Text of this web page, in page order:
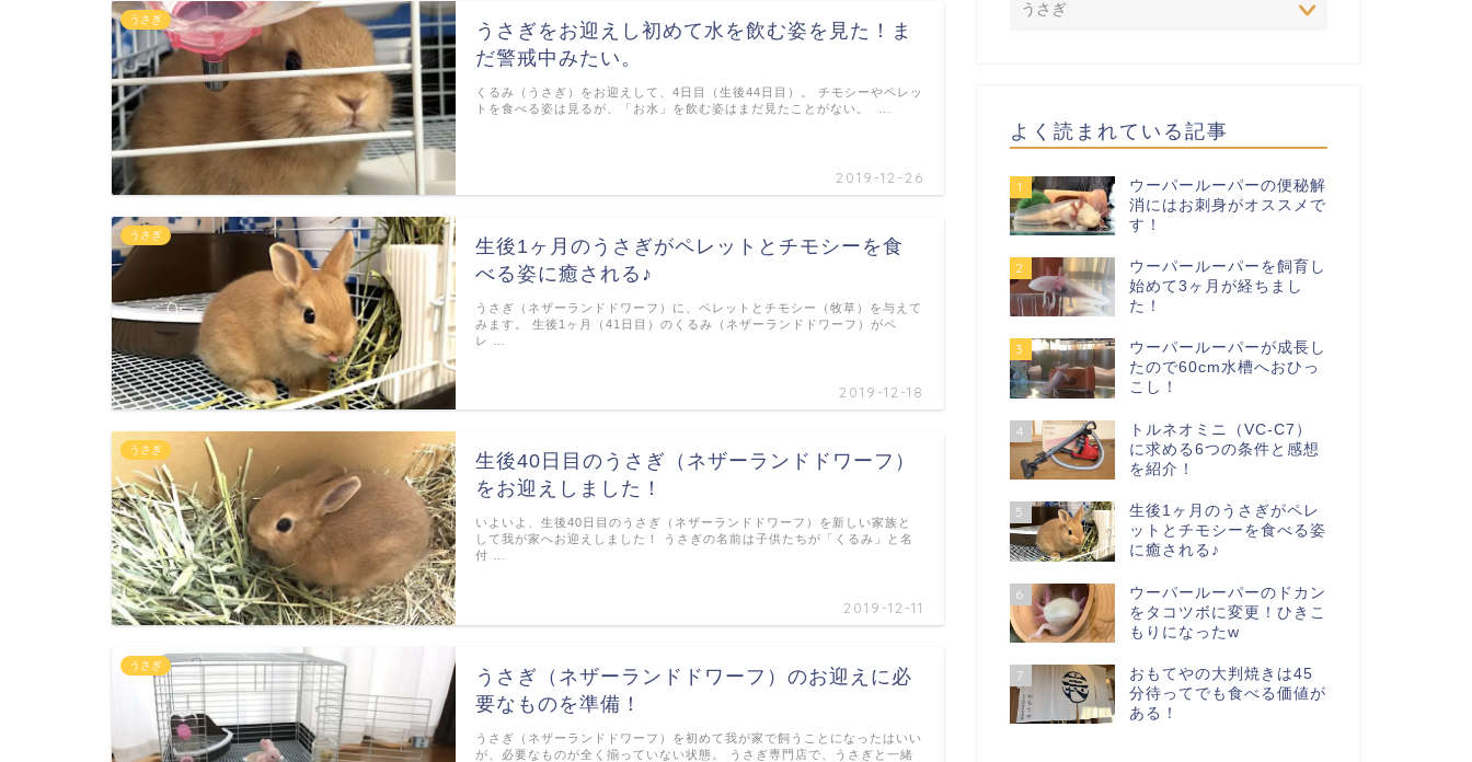
うさぎ
うさぎをお迎えし初めて水を飲む姿を見た！ま
だ警戒中みたい。
2019-12-26
くるみ（うさぎ）をお迎えして、4日目（生後44日目）。 チモシーやペレッ
トを食べる姿は見るが、「お水」を飲む姿はまだ見たことがない。 …
うさぎ
生後1ヶ月のうさぎがペレットとチモシーを食
べる姿に癒される♪
2019-12-18
うさぎ（ネザーランドドワーフ）に、ペレットとチモシー（牧草）を与えて
みます。 生後1ヶ月（41日目）のくるみ（ネザーランドドワーフ）がペ
レ …
うさぎ
生後40日目のうさぎ（ネザーランドドワーフ）
をお迎えしました！
2019-12-11
いよいよ、生後40日目のうさぎ（ネザーランドドワーフ）を新しい家族と
して我が家へお迎えしました！ うさぎの名前は子供たちが「くるみ」と名
付 …
うさぎ
うさぎ（ネザーランドドワーフ）のお迎えに必
要なものを準備！
うさぎ（ネザーランドドワーフ）を初めて我が家で飼うことになったはいい
が、必要なものが全く揃っていない状態。 うさぎ専門店で、うさぎと一緒
よく読まれている記事
1
ウーパールーパーの便秘解
消にはお刺身がオススメで
す！
2
ウーパールーパーを飼育し
始めて3ヶ月が経ちまし
た！
3
ウーパールーパーが成長し
たので60cm水槽へおひっ
こし！
4
トルネオミニ（VC-C7）
に求める6つの条件と感想
を紹介！
5
生後1ヶ月のうさぎがペレ
ットとチモシーを食べる姿
に癒される♪
6
ウーパールーパーのドカン
をタコツボに変更！ひきこ
もりになったw
7
おもてやの大判焼きは45
分待ってでも食べる価値が
ある！